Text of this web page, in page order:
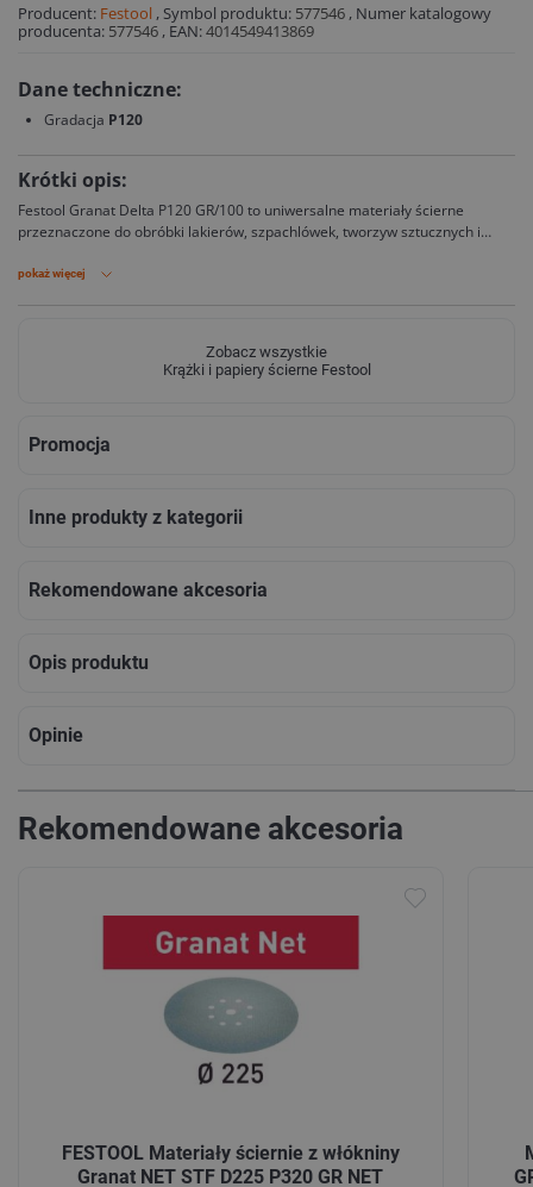
Producent: Festool , Symbol produktu: 577546 , Numer katalogowy
producenta: 577546 , EAN:4014549413869
Dane techniczne:
Gradacja P120
Krótki opis:
Festool Granat Delta P120 GR/100 to uniwersalne materiały ścierne
przeznaczone do obróbki lakierów, szpachlówek, tworzyw sztucznych i
szlifowania pośredniego oraz przygotowania powierzchni do dalszych
pokaż więcej
Zobacz wszystkie
Krążki i papiery ścierne Festool
Promocja
Inne produkty z kategorii
Rekomendowane akcesoria
Opis produktu
Opinie
Rekomendowane akcesoria
FESTOOL Materiały ściernie z włókniny
Granat NET STF D225 P320 GR NET